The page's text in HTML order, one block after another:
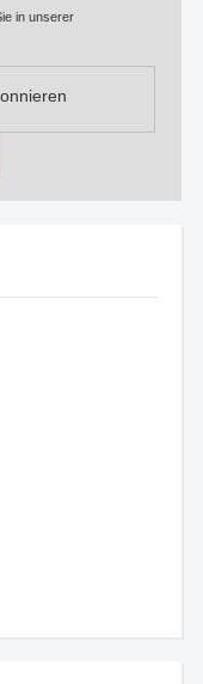
in unserer